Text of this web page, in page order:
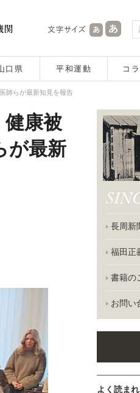
口県 平和運動 コ
師らが最新知見を報告
康被
が最新
長周新
福田正
書籍の
お問い
よく読ま